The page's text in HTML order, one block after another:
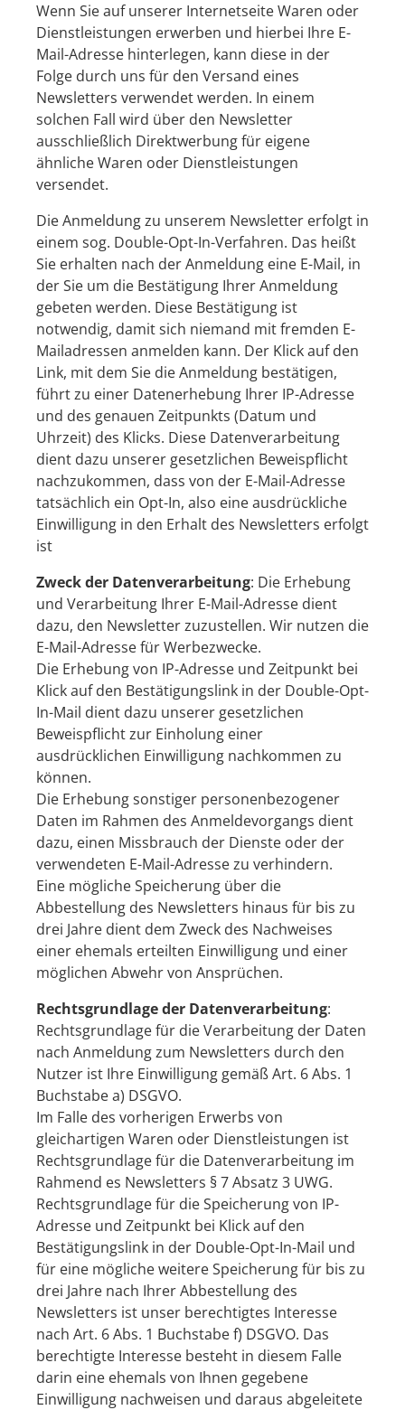
Wenn Sie auf unserer Internetseite Waren oder
Dienstleistungen erwerben und hierbei Ihre E-
Mail-Adresse hinterlegen, kann diese in der
Folge durch uns für den Versand eines
Newsletters verwendet werden. In einem
solchen Fall wird über den Newsletter
ausschließlich Direktwerbung für eigene
ähnliche Waren oder Dienstleistungen
versendet.
Die Anmeldung zu unserem Newsletter erfolgt in
einem sog. Double-Opt-In-Verfahren. Das heißt
Sie erhalten nach der Anmeldung eine E-Mail, in
der Sie um die Bestätigung Ihrer Anmeldung
gebeten werden. Diese Bestätigung ist
notwendig, damit sich niemand mit fremden E-
Mailadressen anmelden kann. Der Klick auf den
Link, mit dem Sie die Anmeldung bestätigen,
führt zu einer Datenerhebung Ihrer IP-Adresse
und des genauen Zeitpunkts (Datum und
Uhrzeit) des Klicks. Diese Datenverarbeitung
dient dazu unserer gesetzlichen Beweispflicht
nachzukommen, dass von der E-Mail-Adresse
tatsächlich ein Opt-In, also eine ausdrückliche
Einwilligung in den Erhalt des Newsletters erfolgt
ist
Zweck der Datenverarbeitung: Die Erhebung
und Verarbeitung Ihrer E-Mail-Adresse dient
dazu, den Newsletter zuzustellen. Wir nutzen die
E-Mail-Adresse für Werbezwecke.
Die Erhebung von IP-Adresse und Zeitpunkt bei
Klick auf den Bestätigungslink in der Double-Opt-
In-Mail dient dazu unserer gesetzlichen
Beweispflicht zur Einholung einer
ausdrücklichen Einwilligung nachkommen zu
können.
Die Erhebung sonstiger personenbezogener
Daten im Rahmen des Anmeldevorgangs dient
dazu, einen Missbrauch der Dienste oder der
verwendeten E-Mail-Adresse zu verhindern.
Eine mögliche Speicherung über die
Abbestellung des Newsletters hinaus für bis zu
drei Jahre dient dem Zweck des Nachweises
einer ehemals erteilten Einwilligung und einer
möglichen Abwehr von Ansprüchen.
Rechtsgrundlage der Datenverarbeitung:
Rechtsgrundlage für die Verarbeitung der Daten
nach Anmeldung zum Newsletters durch den
Nutzer ist Ihre Einwilligung gemäß Art. 6 Abs. 1
Buchstabe a) DSGVO.
Im Falle des vorherigen Erwerbs von
gleichartigen Waren oder Dienstleistungen ist
Rechtsgrundlage für die Datenverarbeitung im
Rahmend es Newsletters § 7 Absatz 3 UWG.
Rechtsgrundlage für die Speicherung von IP-
Adresse und Zeitpunkt bei Klick auf den
Bestätigungslink in der Double-Opt-In-Mail und
für eine mögliche weitere Speicherung für bis zu
drei Jahre nach Ihrer Abbestellung des
Newsletters ist unser berechtigtes Interesse
nach Art. 6 Abs. 1 Buchstabe f) DSGVO. Das
berechtigte Interesse besteht in diesem Falle
darin eine ehemals von Ihnen gegebene
Einwilligung nachweisen und daraus abgeleitete